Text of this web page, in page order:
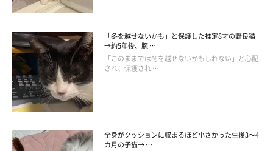
「冬を越せないかも」と保護した推定8才の野良猫
→約5年後、腕 …
「このままでは冬を越せないかもしれない」と心配
され、保護され …
全身がクッションに収まるほど小さかった生後3～4
カ月の子猫→ …